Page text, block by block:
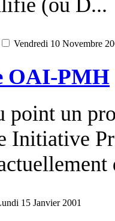
(ou D...
Vendredi 10 Novembre
OAI-PMH
point un
Initiative
15 Janvier 2001